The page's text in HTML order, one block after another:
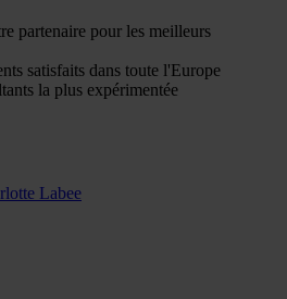
partenaire pour les meilleurs
satisfaits dans toute l'Europe
la plus expérimentée
Labee